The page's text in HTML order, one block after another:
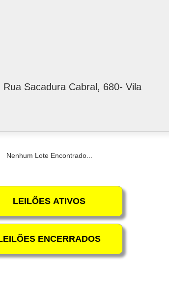
Rua Sacadura Cabral, 680- Vila
Nenhum Lote Encontrado...